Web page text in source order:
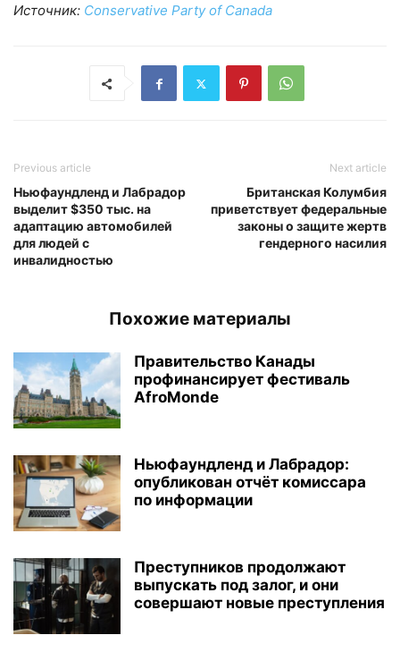
Источник: Conservative Party of Canada
Previous article
Ньюфаундленд и Лабрадор
выделит $350 тыс. на
адаптацию автомобилей
для людей с
инвалидностью
Next article
Британская Колумбия
приветствует федеральные
законы о защите жертв
гендерного насилия
Похожие материалы
Правительство Канады
профинансирует фестиваль
AfroMonde
Ньюфаундленд и Лабрадор:
опубликован отчёт комиссара
по информации
Преступников продолжают
выпускать под залог, и они
совершают новые преступления